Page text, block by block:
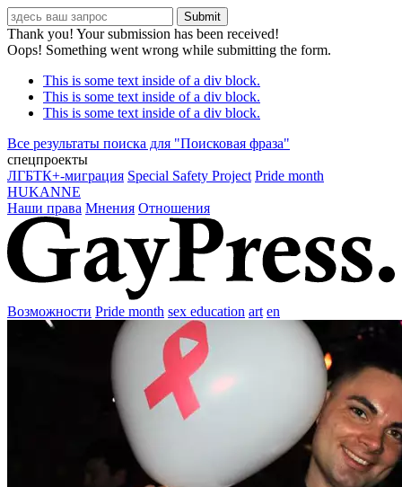
Thank you! Your submission has been received!
Oops! Something went wrong while submitting the form.
This is some text inside of a div block.
This is some text inside of a div block.
This is some text inside of a div block.
Все результаты поиска для "Поисковая фраза"
спецпроекты
ЛГБТК+-миграция Special Safety Project Pride month
HUKANNE
Наши права Мнения Отношения
Возможности Pride month sex education art en